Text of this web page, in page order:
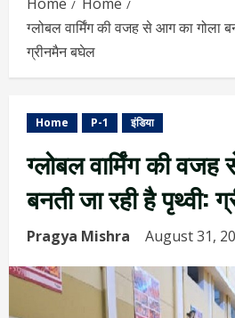
ग्लोबल वार्मिंग की वजह से आग का गोला
ग्रीनमैन बघेल
Home P-1 इंडिया
ग्लोबल वार्मिंग की
बनती जा रही है पृथ्वी:
Pragya Mishra August 31,